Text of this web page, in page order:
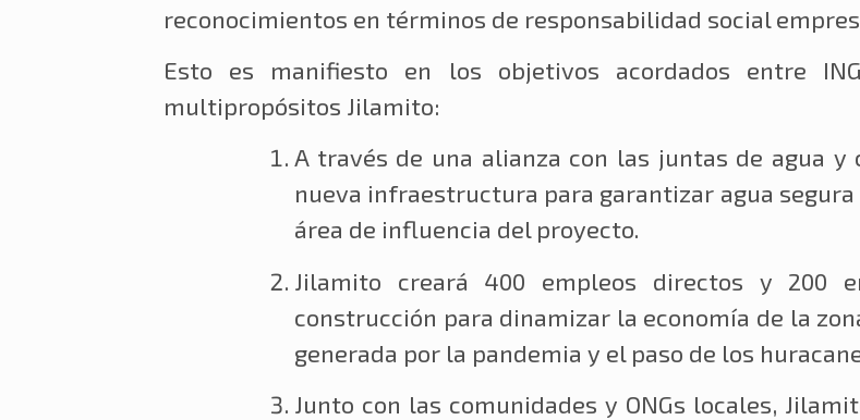
reconocimientos en términos de responsabilidad social
Esto es manifiesto en los objetivos acordados entre
multipropósitos Jilamito:
A través de una alianza con las juntas de agua y
nueva infraestructura para garantizar agua
área de influencia del proyecto.
Jilamito creará 400 empleos directos y 200
construcción para dinamizar la economía de la
generada por la pandemia y el paso de los
Junto con las comunidades y ONGs locales,